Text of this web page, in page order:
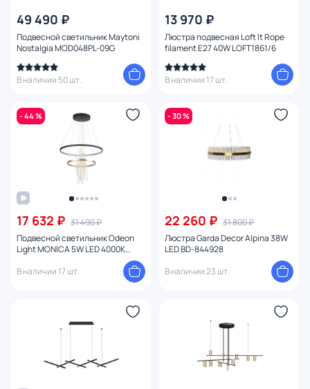
49 490 ₽
Подвесной светильник Maytoni
Nostalgia MOD048PL-09G
В наличии 50 шт.
13 970 ₽
Люстра подвесная Loft It Rope
filament E27 40W LOFT1861/6
В наличии 17 шт.
- 44 %
17 632 ₽ 31 490 ₽
Подвесной светильник Odeon
Light MONICA 5W LED 4000К
В наличии 17 шт.
- 30 %
22 260 ₽ 31 800 ₽
Люстра Garda Decor Alpina 38W
LED BD-844928
В наличии 23 шт.
Назначение
Форма
Количество колец
Вид рассеивателя
Форма плафона
Количество плафонов
Оформление
Комплектация
Способ крепления
Степень пыле-влагозащиты